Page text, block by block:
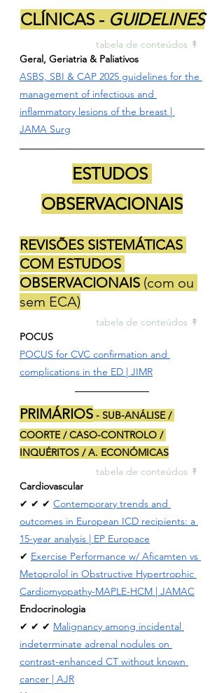
CLÍNICAS - GUIDELINES
tabela de conteúdos ↟
Geral, Geriatria & Paliativos
ASBS, SBI & CAP 2025 guidelines for the
management of infectious and
inflammatory lesions of the breast |
JAMA Surg
ESTUDOS
OBSERVACIONAIS
REVISÕES SISTEMÁTICAS
COM ESTUDOS
OBSERVACIONAIS (com ou
sem ECA)
tabela de conteúdos ↟
POCUS
POCUS for CVC confirmation and
complications in the ED | JIMR
PRIMÁRIOS - SUB-ANÁLISE /
COORTE / CASO-CONTROLO /
INQUÉRITOS / A. ECONÓMICAS
tabela de conteúdos ↟
Cardiovascular
✔ ✔ ✔ Contemporary trends and
outcomes in European ICD recipients: a
15-year analysis | EP Europace
✔ Exercise Performance w/ Aficamten vs
Metoprolol in Obstructive Hypertrophic
Cardiomyopathy-MAPLE-HCM | JAMAC
Endocrinologia
✔ ✔ ✔ Malignancy among incidental
indeterminate adrenal nodules on
contrast-enhanced CT without known
cancer | AJR